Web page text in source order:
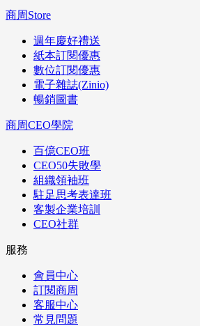
商周Store
週年慶好禮送
紙本訂閱優惠
數位訂閱優惠
電子雜誌(Zinio)
暢銷圖書
商周CEO學院
百億CEO班
CEO50失敗學
組織領袖班
駐足思考表達班
客製企業培訓
CEO社群
服務
會員中心
訂閱商周
客服中心
常見問題